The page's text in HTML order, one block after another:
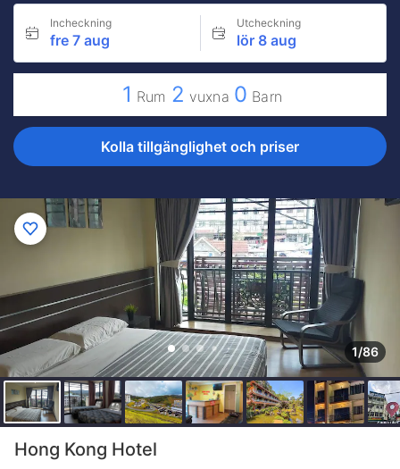
Incheckning
fre 7 aug
Utcheckning
lör 8 aug
1 Rum 2 vuxna 0 Barn
Kolla tillgänglighet och priser
1/86
Hong Kong Hotel
Stjärnklassificering: 2 stjärnor